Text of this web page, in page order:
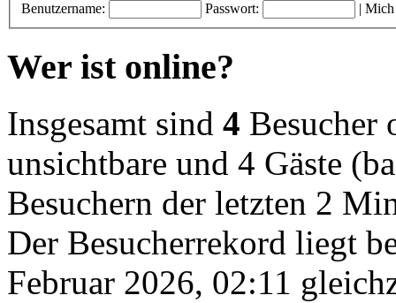
Benutzername: Passwort: | Mich
Wer ist online?
Insgesamt sind 4 Besucher
unsichtbare und 4 Gäste
Besuchern der letzten 2
Der Besucherrekord liegt
Februar 2026, 02:11